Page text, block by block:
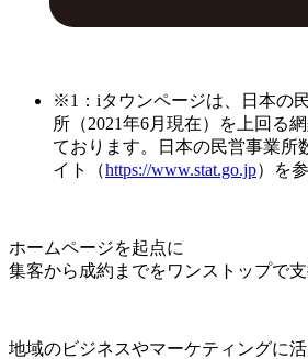
※1：iタウンページは、日本の
所（2021年6月現在）を上回る
ております。日本の民営事業所
イト（https://www.stat.go.jp）を
ホームページを起点に
集客から成約までをワンストップで
地域のビジネスやマーケティングに